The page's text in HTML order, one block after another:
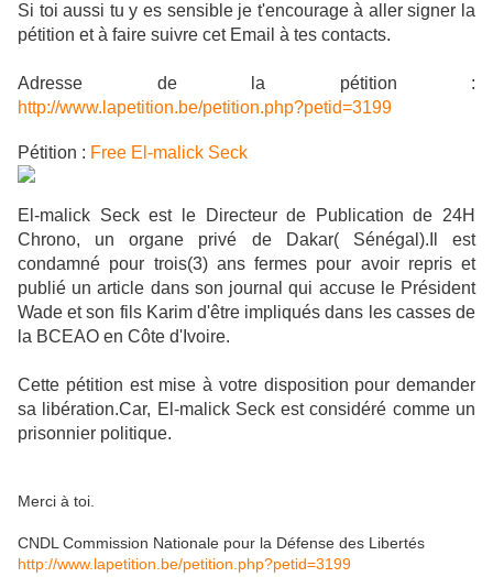
Si toi aussi tu y es sensible je t'encourage à aller signer la
pétition et à faire suivre cet Email à tes contacts.
Adresse de la pétition :
http://www.lapetition.be/petition.php?petid=3199
Pétition : Free El-malick Seck
El-malick Seck est le Directeur de Publication de 24H
Chrono, un organe privé de Dakar( Sénégal).Il est
condamné pour trois(3) ans fermes pour avoir repris et
publié un article dans son journal qui accuse le Président
Wade et son fils Karim d'être impliqués dans les casses de
la BCEAO en Côte d'Ivoire.
Cette pétition est mise à votre disposition pour demander
sa libération.Car, El-malick Seck est considéré comme un
prisonnier politique.
Merci à toi.
CNDL Commission Nationale pour la Défense des Libertés
http://www.lapetition.be/petition.php?petid=3199